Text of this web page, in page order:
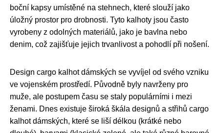
boční kapsy umístěné na stehnech, které slouží jako
úložný prostor pro drobnosti. Tyto kalhoty jsou často
vyrobeny z odolných materiálů, jako je bavlna nebo
denim, což zajišťuje jejich trvanlivost a pohodlí při nošení.
Design cargo kalhot dámských se vyvíjel od svého vzniku
ve vojenském prostředí. Původně byly navrženy pro
muže, ale postupem času se staly populárními i mezi
ženami. Dnes existuje široká škála designů a střihů cargo
kalhot dámských, které se liší délkou (krátké nebo